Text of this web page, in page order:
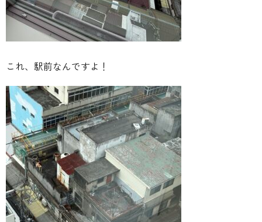
これ、駅前なんですよ！